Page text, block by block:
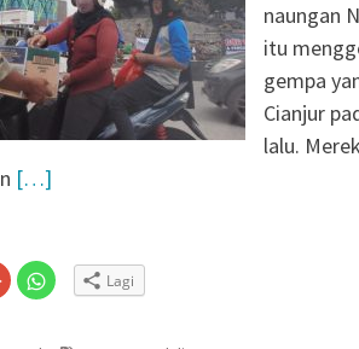
naungan
itu
gempa
Cianjur
lalu.
[…]
Klik
untuk
berbagi
Klik
untuk Lagi